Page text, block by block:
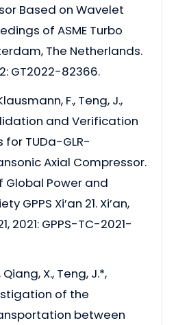
Based on Wavelet
of ASME Turbo
The Netherlands.
GT2022-82366.
F., Teng, J.,
and Verification
for TUDa-GLR-
Axial Compressor.
Global Power and
GPPS Xi’an 21. Xi’an,
2021: GPPS-TC-2021-
Qiang, X., Teng, J.*,
of the
between